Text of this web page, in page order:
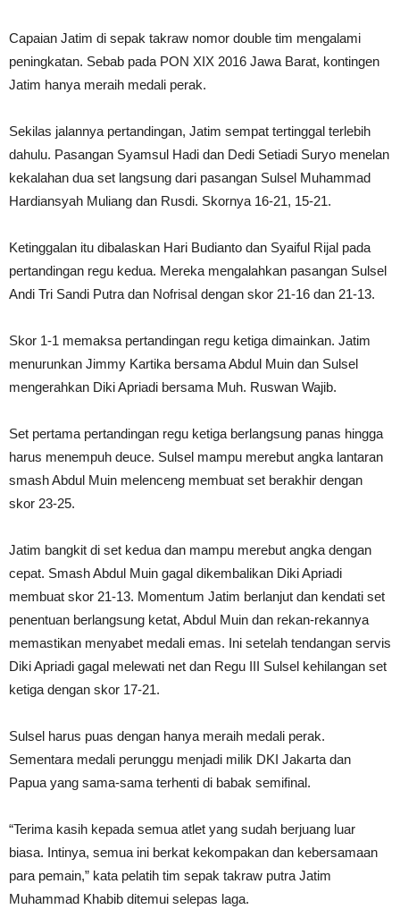
Capaian Jatim di sepak takraw nomor double tim mengalami
peningkatan. Sebab pada PON XIX 2016 Jawa Barat, kontingen
Jatim hanya meraih medali perak.
Sekilas jalannya pertandingan, Jatim sempat tertinggal terlebih
dahulu. Pasangan Syamsul Hadi dan Dedi Setiadi Suryo menelan
kekalahan dua set langsung dari pasangan Sulsel Muhammad
Hardiansyah Muliang dan Rusdi. Skornya 16-21, 15-21.
Ketinggalan itu dibalaskan Hari Budianto dan Syaiful Rijal pada
pertandingan regu kedua. Mereka mengalahkan pasangan Sulsel
Andi Tri Sandi Putra dan Nofrisal dengan skor 21-16 dan 21-13.
Skor 1-1 memaksa pertandingan regu ketiga dimainkan. Jatim
menurunkan Jimmy Kartika bersama Abdul Muin dan Sulsel
mengerahkan Diki Apriadi bersama Muh. Ruswan Wajib.
Set pertama pertandingan regu ketiga berlangsung panas hingga
harus menempuh deuce. Sulsel mampu merebut angka lantaran
smash Abdul Muin melenceng membuat set berakhir dengan
skor 23-25.
Jatim bangkit di set kedua dan mampu merebut angka dengan
cepat. Smash Abdul Muin gagal dikembalikan Diki Apriadi
membuat skor 21-13. Momentum Jatim berlanjut dan kendati set
penentuan berlangsung ketat, Abdul Muin dan rekan-rekannya
memastikan menyabet medali emas. Ini setelah tendangan servis
Diki Apriadi gagal melewati net dan Regu III Sulsel kehilangan set
ketiga dengan skor 17-21.
Sulsel harus puas dengan hanya meraih medali perak.
Sementara medali perunggu menjadi milik DKI Jakarta dan
Papua yang sama-sama terhenti di babak semifinal.
“Terima kasih kepada semua atlet yang sudah berjuang luar
biasa. Intinya, semua ini berkat kekompakan dan kebersamaan
para pemain,” kata pelatih tim sepak takraw putra Jatim
Muhammad Khabib ditemui selepas laga.